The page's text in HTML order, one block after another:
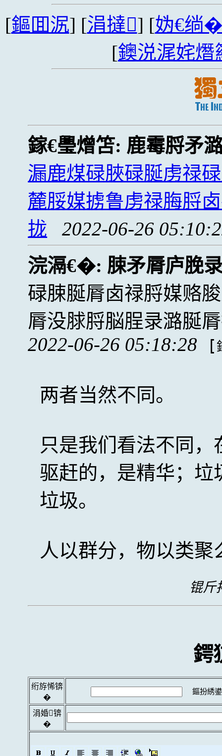
[鏂囬泦] [涓撻] [妫€绱
[鐭涚浘姹熸
鎵€璺熷笘: 鹿霉脟矛
漏鹿煤碌脥碌脠虏禄
麓脮媒掳鲁虏禄脢脟
拢
2022-06-26
浣滆€�: 脨矛脣庐脕
碌脨脠脣卤禄脟媒赂
脣没脙脟脳脭录潞脠
2022-06-26 05:18:28
[
两者当然不同。
只是我们看法不同
驱赶的，是精华；
垃圾。
人以群分，物以类聚
锟斤
鍔
绗斿悕锛
�
鏂扮綉
涓婚锛
�